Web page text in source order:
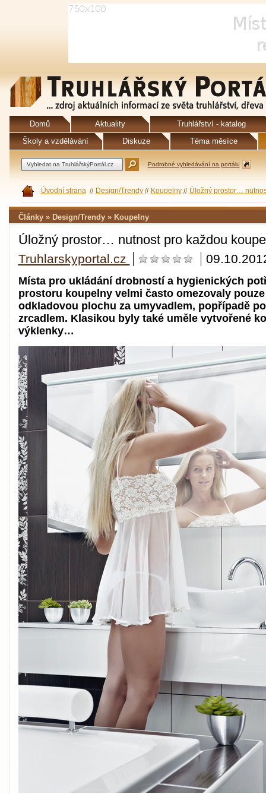
Domů Aktuality
Truhlářství - katalog
Školy a vzdělávání
Diskuze Téma měsíce
Podrobné vyhledávání na portálu
Úvodní strana Design/Trendy Koupelny Úložný prostor…
Články » Design/Trendy » Koupelny
Úložný prostor… nutnost pro každou
Truhlarskyportal.cz
Místa pro ukládání drobností a hygienických
prostoru koupelny velmi často omezovaly
odkladovou plochu za umyvadlem, popřípadě
zrcadlem. Klasikou byly také uměle vytvořené
výklenky…